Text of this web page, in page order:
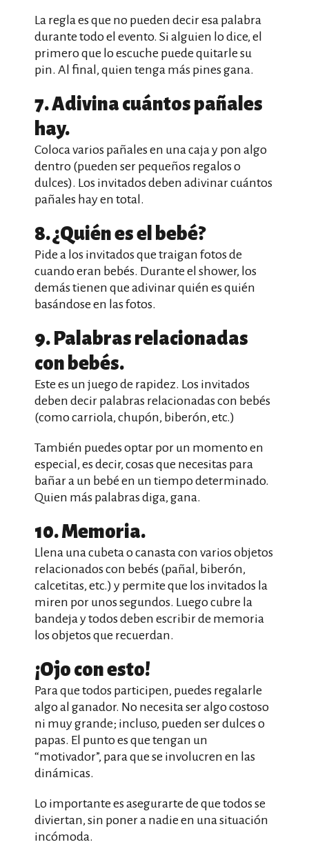
La regla es que no pueden decir esa palabra
durante todo el evento. Si alguien lo dice, el
primero que lo escuche puede quitarle su
pin. Al final, quien tenga más pines gana.
7. Adivina cuántos pañales
hay.
Coloca varios pañales en una caja y pon algo
dentro (pueden ser pequeños regalos o
dulces). Los invitados deben adivinar cuántos
pañales hay en total.
8. ¿Quién es el bebé?
Pide a los invitados que traigan fotos de
cuando eran bebés. Durante el shower, los
demás tienen que adivinar quién es quién
basándose en las fotos.
9. Palabras relacionadas
con bebés.
Este es un juego de rapidez. Los invitados
deben decir palabras relacionadas con bebés
(como carriola, chupón, biberón, etc.)
También puedes optar por un momento en
especial, es decir, cosas que necesitas para
bañar a un bebé en un tiempo determinado.
Quien más palabras diga, gana.
10. Memoria.
Llena una cubeta o canasta con varios objetos
relacionados con bebés (pañal, biberón,
calcetitas, etc.) y permite que los invitados la
miren por unos segundos. Luego cubre la
bandeja y todos deben escribir de memoria
los objetos que recuerdan.
¡Ojo con esto!
Para que todos participen, puedes regalarle
algo al ganador. No necesita ser algo costoso
ni muy grande; incluso, pueden ser dulces o
papas. El punto es que tengan un
“motivador”, para que se involucren en las
dinámicas.
Lo importante es asegurarte de que todos se
diviertan, sin poner a nadie en una situación
incómoda.